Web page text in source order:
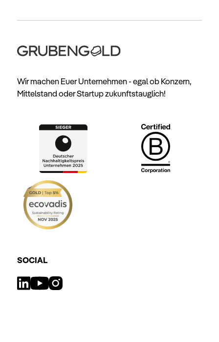
Wir machen Euer Unternehmen - egal ob Konzern,
Mittelstand oder Startup zukunftstauglich!
SOCIAL